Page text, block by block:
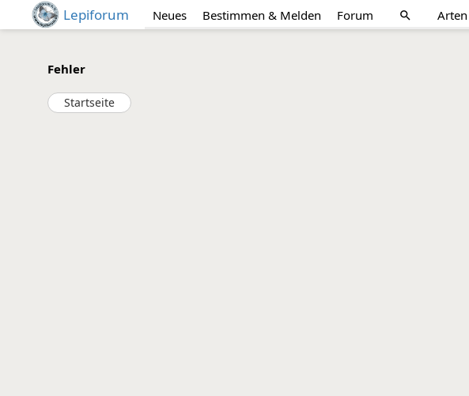
Lepiforum Neues Bestimmen & Melden Forum search Arten
Fehler
Startseite